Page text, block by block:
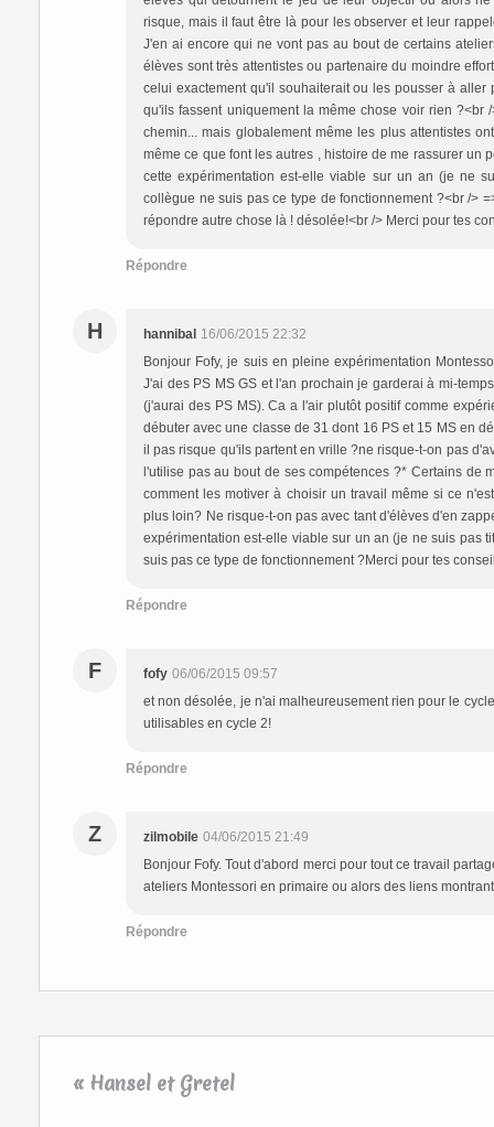
risque, mais il faut être là pour les observer et leur
J'en ai encore qui ne vont pas au bout de certains
élèves sont très attentistes ou partenaire du moindre
celui exactement qu'il souhaiterait ou les pousser à
qu'ils fassent uniquement la même chose voir rien
chemin... mais globalement même les plus attentistes
même ce que font les autres , histoire de me rassurer un
cette expérimentation est-elle viable sur un an (je ne
collègue ne suis pas ce type de fonctionnement ?<br />
répondre autre chose là ! désolée!<br /> Merci pour tes
Répondre
H hannibal 16/06/2015 22:32
Bonjour Fofy, je suis en pleine expérimentation
J'ai des PS MS GS et l'an prochain je garderai à mi-
(j'aurai des PS MS). Ca a l'air plutôt positif comme
débuter avec une classe de 31 dont 16 PS et 15 MS en
il pas risque qu'ils partent en vrille ?ne risque-t-on pas
l'utilise pas au bout de ses compétences ?* Certains de
comment les motiver à choisir un travail même si ce
plus loin? Ne risque-t-on pas avec tant d'élèves d'en
expérimentation est-elle viable sur un an (je ne suis pas
suis pas ce type de fonctionnement ?Merci pour tes
Répondre
F fofy 06/06/2015 09:57
et non désolée, je n'ai malheureusement rien pour le
utilisables en cycle 2!
Répondre
Z zilmobile 04/06/2015 21:49
Bonjour Fofy. Tout d'abord merci pour tout ce travail
ateliers Montessori en primaire ou alors des liens
Répondre
« Hansel et Gretel